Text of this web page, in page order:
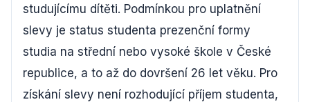
studujícímu dítěti. Podmínkou pro uplatnění
slevy je status studenta prezenční formy
studia na střední nebo vysoké škole v České
republice, a to až do dovršení 26 let věku. Pro
získání slevy není rozhodující příjem studenta,